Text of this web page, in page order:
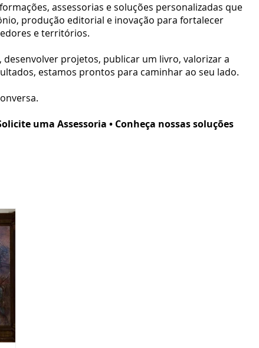
assessorias e soluções personalizadas que
produção editorial e inovação para fortalecer
e territórios.
desenvolver projetos, publicar um livro, valorizar a
estamos prontos para caminhar ao seu lado.
uma Assessoria • Conheça nossas soluções